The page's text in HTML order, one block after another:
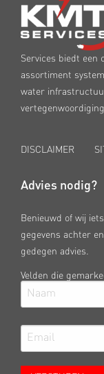
Services biedt een
assortiment
water
DISCLAIMER
Advies nodig?
Benieuwd of wij
gegevens achter
gedegen advies.
Velden die